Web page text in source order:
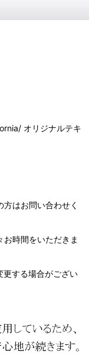
オリジナルテキ
はお問い合わせく
お時間をいただきま
更する場合がござい